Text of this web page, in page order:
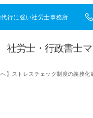
行に強い社労士事務所
社労士・行政書士
】ストレスチェック制度の義務化